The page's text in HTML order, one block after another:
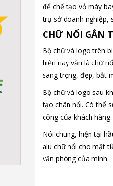
để chế tạo vỏ máy
trụ sở doanh nghiệp,
CHỮ NỔI GẮN
Bộ chữ và logo trên
hiện nay vẫn là chữ
sang trọng, đẹp, bắt
Bộ chữ và logo sau
tạo chân nổi. Có thể
công của khách hàng.
Nói chung, hiện tại
alu chữ nổi cho mặt
văn phòng của mình.